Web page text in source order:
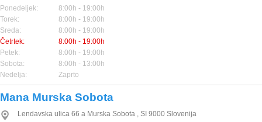
Ponedeljek:
8:00h - 19:00h
Torek:
8:00h - 19:00h
Sreda:
8:00h - 19:00h
Četrtek:
8:00h - 19:00h
Petek:
8:00h - 19:00h
Sobota:
8:00h - 13:00h
Nedelja:
Zaprto
Mana Murska Sobota
Lendavska ulica 66 a Murska Sobota , SI 9000 Slovenija